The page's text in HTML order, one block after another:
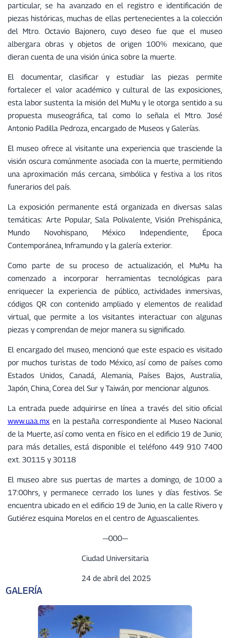
particular, se ha avanzado en el registro e identificación de
piezas históricas, muchas de ellas pertenecientes a la colección
del Mtro. Octavio Bajonero, cuyo deseo fue que el museo
albergara obras y objetos de origen 100% mexicano, que
dieran cuenta de una visión única sobre la muerte.
El documentar, clasificar y estudiar las piezas permite
fortalecer el valor académico y cultural de las exposiciones,
esta labor sustenta la misión del MuMu y le otorga sentido a su
propuesta museográfica, tal como lo señala el Mtro. José
Antonio Padilla Pedroza, encargado de Museos y Galerías.
El museo ofrece al visitante una experiencia que trasciende la
visión oscura comúnmente asociada con la muerte, permitiendo
una aproximación más cercana, simbólica y festiva a los ritos
funerarios del país.
La exposición permanente está organizada en diversas salas
temáticas: Arte Popular, Sala Polivalente, Visión Prehispánica,
Mundo Novohispano, México Independiente, Época
Contemporánea, Inframundo y la galería exterior.
Como parte de su proceso de actualización, el MuMu ha
comenzado a incorporar herramientas tecnológicas para
enriquecer la experiencia de público, actividades inmersivas,
códigos QR con contenido ampliado y elementos de realidad
virtual, que permite a los visitantes interactuar con algunas
piezas y comprendan de mejor manera su significado.
El encargado del museo, mencionó que este espacio es visitado
por muchos turistas de todo México, así como de países como
Estados Unidos, Canadá, Alemania, Países Bajos, Australia,
Japón, China, Corea del Sur y Taiwán, por mencionar algunos.
La entrada puede adquirirse en línea a través del sitio oficial
www.uaa.mx en la pestaña correspondiente al Museo Nacional
de la Muerte, así como venta en físico en el edificio 19 de Junio;
para más detalles, está disponible el teléfono 449 910 7400
ext. 30115 y 30118
El museo abre sus puertas de martes a domingo, de 10:00 a
17:00hrs, y permanece cerrado los lunes y días festivos. Se
encuentra ubicado en el edificio 19 de Junio, en la calle Rivero y
Gutiérez esquina Morelos en el centro de Aguascalientes.
—000—
Ciudad Universitaria
24 de abril del 2025
GALERÍA